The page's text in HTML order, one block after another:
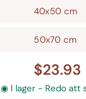
40x50 cm
50x70 cm
$23.93
◉ I lager - Redo att